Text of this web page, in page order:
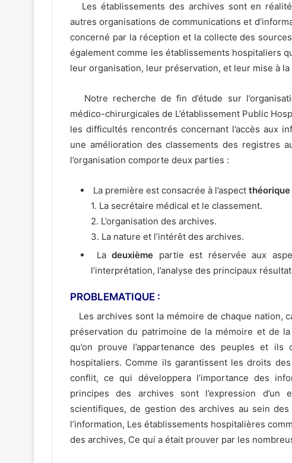
Les établissements des archives sont en
autres organisations de communications et
concerné par la réception et la collecte des
également comme les établissements hospitaliers
leur organisation, leur préservation, et leur mise à
Notre recherche de fin d’étude sur
médico-chirurgicales de L’établissement Public
les difficultés rencontrés concernant l’accès aux
une amélioration des classements des registres
l’organisation comporte deux parties :
La première est consacrée à l’aspect théorique
1. La secrétaire médical et le classement.
2. L’organisation des archives.
3. La nature et l’intérêt des archives.
La deuxième partie est réservée aux
l’interprétation, l’analyse des principaux
PROBLEMATIQUE :
Les archives sont la mémoire de chaque nation,
préservation du patrimoine de la mémoire et de
qu’on prouve l’appartenance des peuples et
hospitaliers. Comme ils garantissent les droits
conflit, ce qui développera l’importance des
principes des archives sont l’expression
scientifiques, de gestion des archives au sein
l’information, Les établissements hospitalières
des archives, Ce qui a était prouver par les